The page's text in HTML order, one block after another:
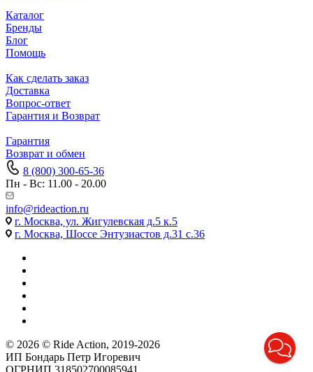
Каталог
Бренды
Блог
Помощь
Как сделать заказ
Доставка
Вопрос-ответ
Гарантия и Возврат
Гарантия
Возврат и обмен
8 (800) 300-65-36
Пн - Вс: 11.00 - 20.00
info@rideaction.ru
г. Москва, ул. Жигулевская д.5 к.5
г. Москва, Шоссе Энтузиастов д.31 с.36
© 2026 © Ride Action, 2019-2026
ИП Бондарь Петр Игоревич
ОГРНИП 318502700085941